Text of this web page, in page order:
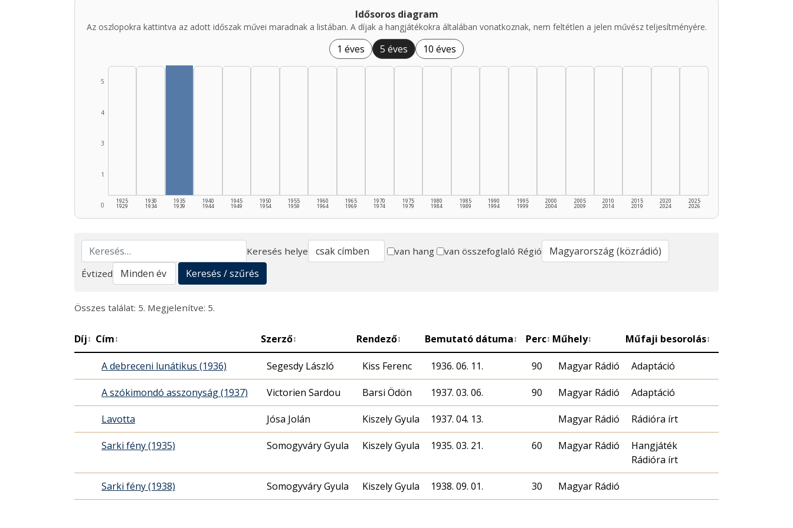
Idősoros diagram
Az oszlopokra kattintva az adott időszak művei maradnak a listában. A díjak a hangjátékokra általában vonatkoznak, nem feltétlen a jelen művész teljesítményére.
1 éves 5 éves 10 éves
0
1
3
4
5
1925
1929
1930
1934
1935
1939
1940
1944
1945
1949
1950
1954
1955
1959
1960
1964
1965
1969
1970
1974
1975
1979
1980
1984
1985
1989
1990
1994
1995
1999
2000
2004
2005
2009
2010
2014
2015
2019
2020
2024
2025
2026
Keresés
Keresés helye van hang van összefoglaló Régió
Évtized
Keresés / szűrés
Összes találat: 5. Megjelenítve: 5.
Díj↕ Cím↕ Szerző↕ Rendező↕ Bemutató dátuma↕ Perc↕ Műhely↕ Műfaji besorolás↕
A debreceni lunátikus (1936) Segesdy László Kiss Ferenc 1936. 06. 11. 90 Magyar Rádió Adaptáció
A szókimondó asszonyság (1937) Victorien Sardou Barsi Ödön 1937. 03. 06. 90 Magyar Rádió Adaptáció
Lavotta Jósa Jolán Kiszely Gyula 1937. 04. 13. Magyar Rádió Rádióra írt
Sarki fény (1935) Somogyváry Gyula Kiszely Gyula 1935. 03. 21. 60 Magyar Rádió
Hangjáték
Rádióra írt
Sarki fény (1938) Somogyváry Gyula Kiszely Gyula 1938. 09. 01. 30 Magyar Rádió